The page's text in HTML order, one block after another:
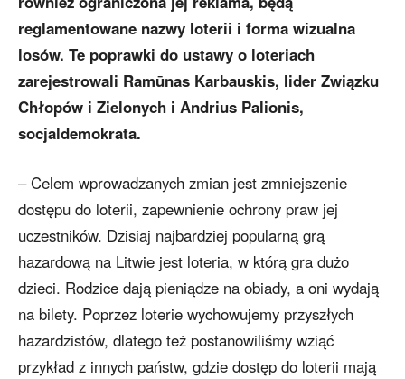
reglamentowane nazwy loterii i forma wizualna
losów. Te poprawki do ustawy o loteriach
zarejestrowali Ramūnas Karbauskis, lider Związku
Chłopów i Zielonych i Andrius Palionis,
socjaldemokrata.
– Celem wprowadzanych zmian jest zmniejszenie
dostępu do loterii, zapewnienie ochrony praw jej
uczestników. Dzisiaj najbardziej popularną grą
hazardową na Litwie jest loteria, w którą gra dużo
dzieci. Rodzice dają pieniądze na obiady, a oni wydają
na bilety. Poprzez loterie wychowujemy przyszłych
hazardzistów, dlatego też postanowiliśmy wziąć
przykład z innych państw, gdzie dostęp do loterii mają